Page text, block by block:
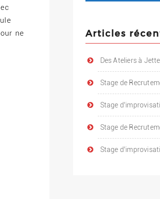
ne
Articles
Des Ateliers à
Stage de
Stage
Stage de
Stage